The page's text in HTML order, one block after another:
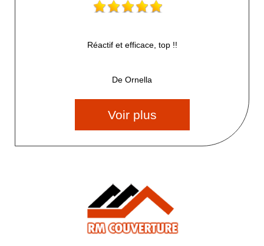
Réactif et efficace, top !!
De Ornella
Voir plus